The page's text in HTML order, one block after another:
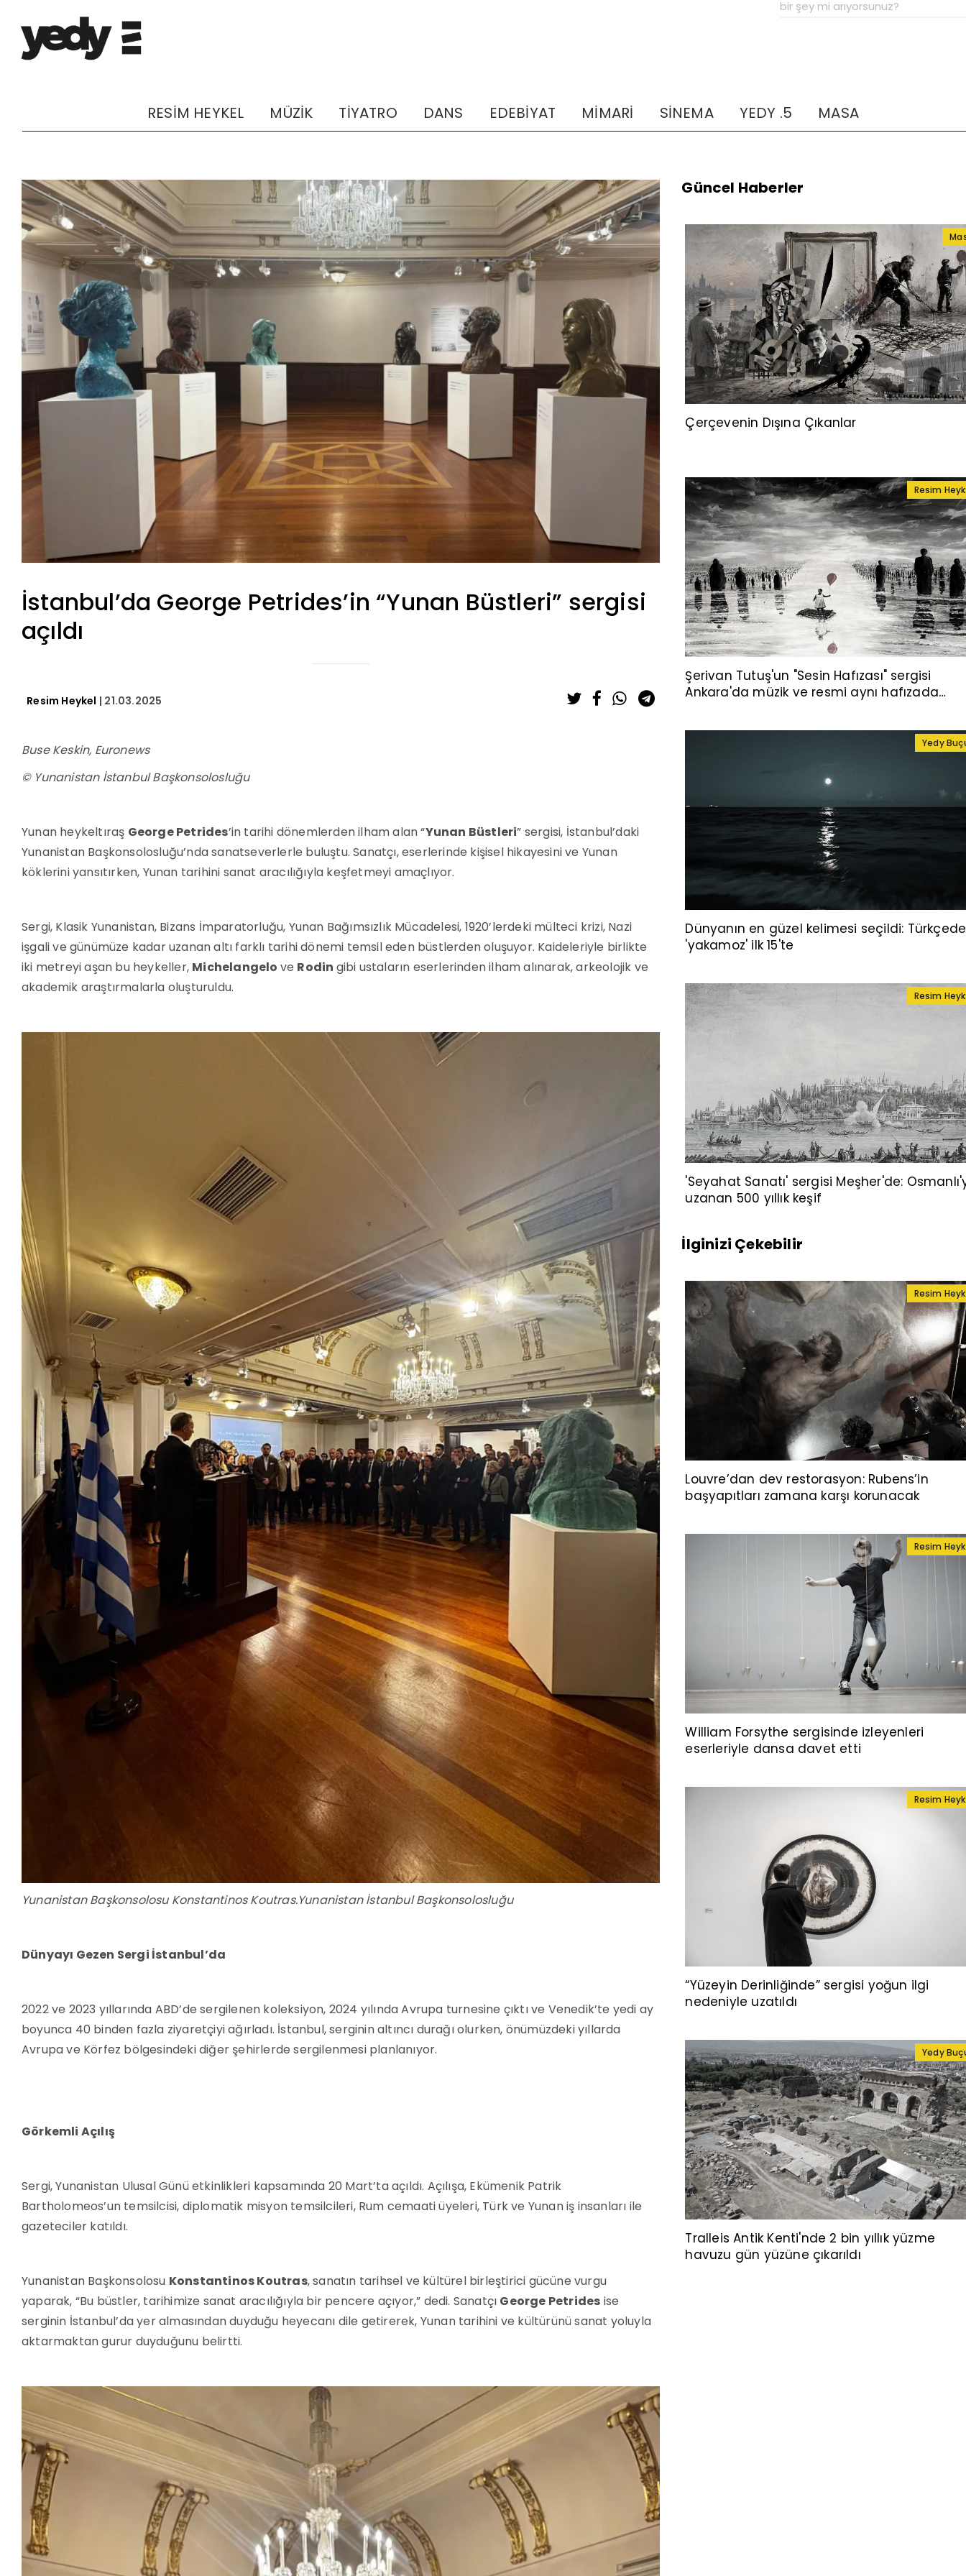
RESİM HEYKEL MÜZİK TİYATRO DANS EDEBİYAT MİMARİ SİNEMA YEDY .5 MASA
İstanbul’da George Petrides’in “Yunan Büstleri” sergisi
açıldı
Resim Heykel | 21.03.2025
Buse Keskin, Euronews
© Yunanistan İstanbul Başkonsolosluğu
Yunan heykeltıraş George Petrides’in tarihi dönemlerden ilham alan “Yunan Büstleri” sergisi, İstanbul’daki
Yunanistan Başkonsolosluğu’nda sanatseverlerle buluştu. Sanatçı, eserlerinde kişisel hikayesini ve Yunan
köklerini yansıtırken, Yunan tarihini sanat aracılığıyla keşfetmeyi amaçlıyor.
Sergi, Klasik Yunanistan, Bizans İmparatorluğu, Yunan Bağımsızlık Mücadelesi, 1920’lerdeki mülteci krizi, Nazi
işgali ve günümüze kadar uzanan altı farklı tarihi dönemi temsil eden büstlerden oluşuyor. Kaideleriyle birlikte
iki metreyi aşan bu heykeller, Michelangelo ve Rodin gibi ustaların eserlerinden ilham alınarak, arkeolojik ve
akademik araştırmalarla oluşturuldu.
Yunanistan Başkonsolosu Konstantinos Koutras.Yunanistan İstanbul Başkonsolosluğu
Dünyayı Gezen Sergi İstanbul’da
2022 ve 2023 yıllarında ABD’de sergilenen koleksiyon, 2024 yılında Avrupa turnesine çıktı ve Venedik’te yedi ay
boyunca 40 binden fazla ziyaretçiyi ağırladı. İstanbul, serginin altıncı durağı olurken, önümüzdeki yıllarda
Avrupa ve Körfez bölgesindeki diğer şehirlerde sergilenmesi planlanıyor.
Görkemli Açılış
Sergi, Yunanistan Ulusal Günü etkinlikleri kapsamında 20 Mart’ta açıldı. Açılışa, Ekümenik Patrik
Bartholomeos’un temsilcisi, diplomatik misyon temsilcileri, Rum cemaati üyeleri, Türk ve Yunan iş insanları ile
gazeteciler katıldı.
Yunanistan Başkonsolosu Konstantinos Koutras, sanatın tarihsel ve kültürel birleştirici gücüne vurgu
yaparak, “Bu büstler, tarihimize sanat aracılığıyla bir pencere açıyor,” dedi. Sanatçı George Petrides ise
serginin İstanbul’da yer almasından duyduğu heyecanı dile getirerek, Yunan tarihini ve kültürünü sanat yoluyla
aktarmaktan gurur duyduğunu belirtti.
Güncel Haberler
Çerçevenin Dışına Çıkanlar
Resim
Şerivan Tutuş'un "Sesin Hafızası" sergisi
Ankara'da müzik ve resmi aynı hafızada
Yedy
Dünyanın en güzel kelimesi seçildi:
'yakamoz' ilk 15'te
Resim
'Seyahat Sanatı' sergisi Meşher'de:
uzanan 500 yıllık keşif
İlginizi Çekebilir
Resim
Louvre’dan dev restorasyon: Rubens’in
başyapıtları zamana karşı korunacak
Resim
William Forsythe sergisinde izleyenleri
eserleriyle dansa davet etti
Resim
“Yüzeyin Derinliğinde” sergisi yoğun ilgi
nedeniyle uzatıldı
Yedy
Tralleis Antik Kenti'nde 2 bin yıllık yüzme
havuzu gün yüzüne çıkarıldı